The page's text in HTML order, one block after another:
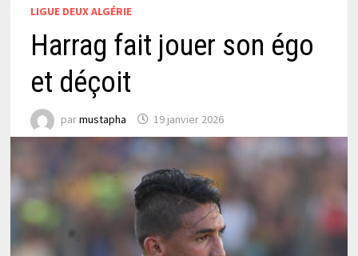
LIGUE DEUX ALGÉRIE
Harrag fait jouer son égo
et déçoit
parmustapha 19 janvier 2026